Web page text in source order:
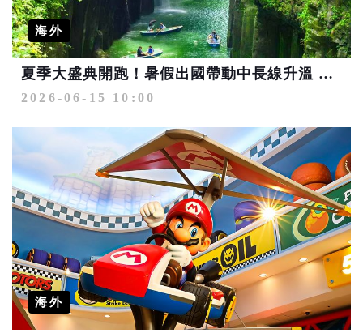
海外
夏季大盛典開跑！暑假出國帶動中長線升溫 飯店行程天天百元價、樂園1折
2026-06-15 10:00
海外